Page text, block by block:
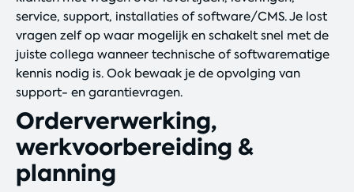
service, support, installaties of software/CMS. Je lost
vragen zelf op waar mogelijk en schakelt snel met de
juiste collega wanneer technische of softwarematige
kennis nodig is. Ook bewaak je de opvolging van
support- en garantievragen.
Orderverwerking,
werkvoorbereiding &
planning